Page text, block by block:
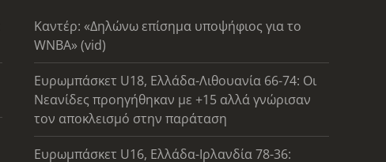
Καντέρ: «Δηλώνω επίσημα υποψήφιος για το
WNBA» (vid)
Ευρωμπάσκετ U18, Ελλάδα-Λιθουανία 66-74: Οι
Νεανίδες προηγήθηκαν με +15 αλλά γνώρισαν
τον αποκλεισμό στην παράταση
Ευρωμπάσκετ U16, Ελλάδα-Ιρλανδία 78-36: